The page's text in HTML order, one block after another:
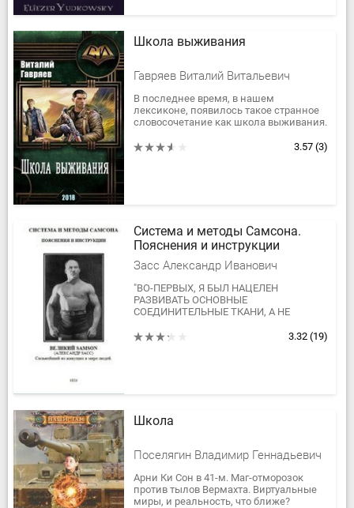
Школа выживания
Гавряев Виталий Витальевич
В последнее время, в нашем
лексиконе, появилось такое странное
словосочетание как школа выживания.
пройти эти курсы, и согласны
3.57 (3)
Система и методы Самсона.
Пояснения и инструкции
Засс Александр Иванович
"ВО-ПЕРВЫХ, Я БЫЛ НАЦЕЛЕН
РАЗВИВАТЬ ОСНОВНЫЕ
СОЕДИНИТЕЛЬНЫЕ ТКАНИ, А НЕ
РАЗВИВАЛ СИЛУ СУХОЖИЛИЯ.
3.32 (19)
Школа
Поселягин Владимир Геннадьевич
Арни Ки Сон в 41-м. Маг-отморозок
против тылов Вермахта. Виртуальные
миры, и реальность, что ближе?